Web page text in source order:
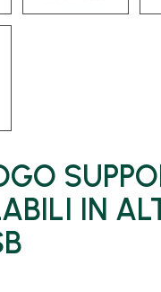
IN